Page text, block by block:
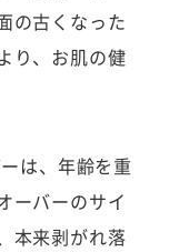
の古くなった
り、お肌の健
は、年齢を重
ーバーのサイ
本来剥がれ落